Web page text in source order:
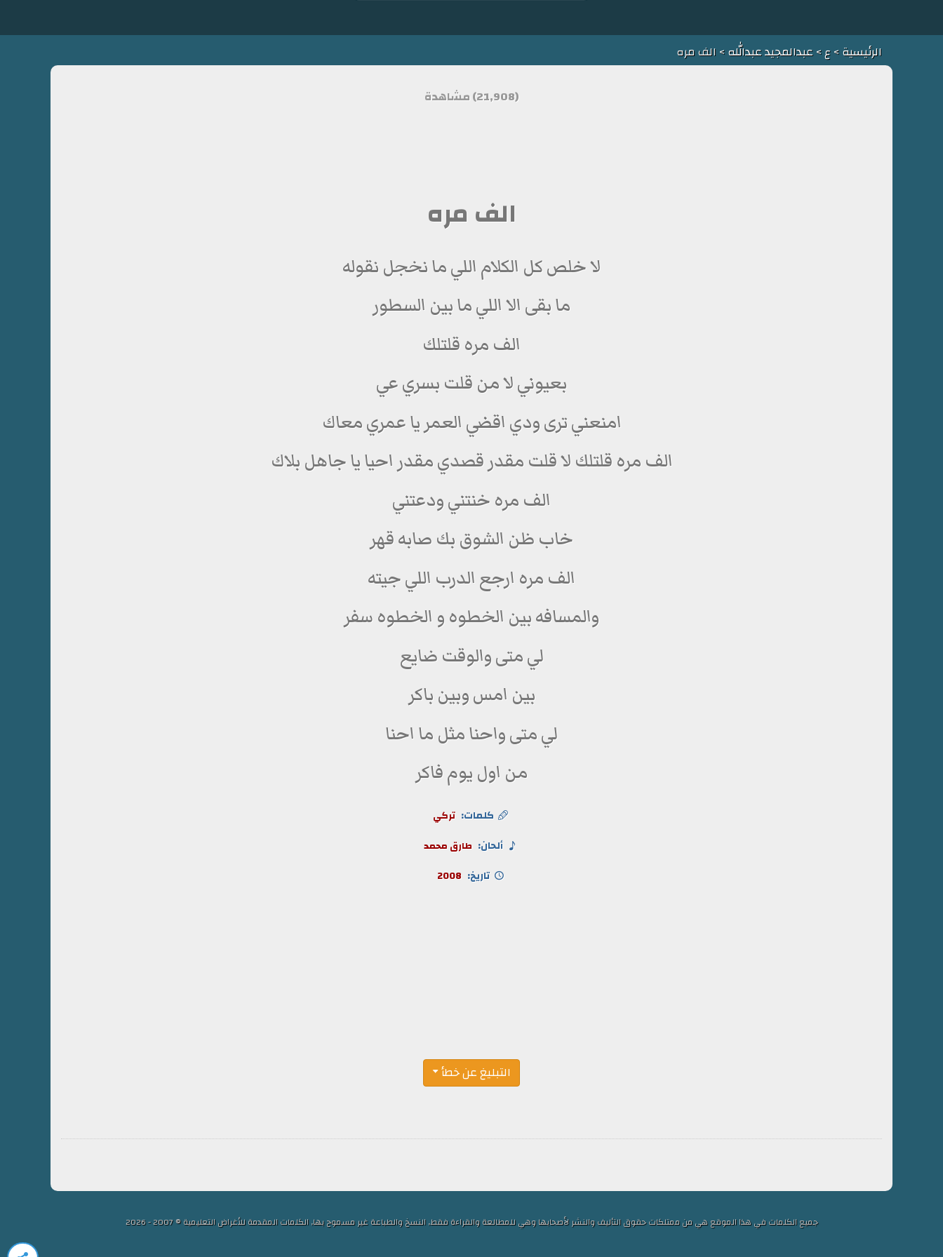
الرئيسية>ع>عبدالمجيد عبدالله> الف مره
(21,908) مشاهدة
الف مره
لا خلص كل الكلام اللي ما نخجل نقوله
ما بقى الا اللي ما بين السطور
الف مره قلتلك
بعيوني لا من قلت بسري عي
امنعني ترى ودي اقضي العمر يا عمري معاك
الف مره قلتلك لا قلت مقدر قصدي مقدر احيا يا جاهل بلاك
الف مره خنتني ودعتني
خاب ظن الشوق بك صابه قهر
الف مره ارجع الدرب اللي جيته
والمسافه بين الخطوه و الخطوه سفر
لي متى والوقت ضايع
بين امس وبين باكر
لي متى واحنا مثل ما احنا
من اول يوم فاكر
كلمات: تركي
ألحان: طارق محمد
تاريخ: 2008
التبليغ عن خطأ
جميع الكلمات في هذا الموقع هي من ممتلكات حقوق التأليف والنشر لأصحابها وهي للمطالعة والقراءة فقط, النسخ والطباعة غير مسموح بها, الكلمات المقدمة للأغراض التعليمية © 2007 - 2026